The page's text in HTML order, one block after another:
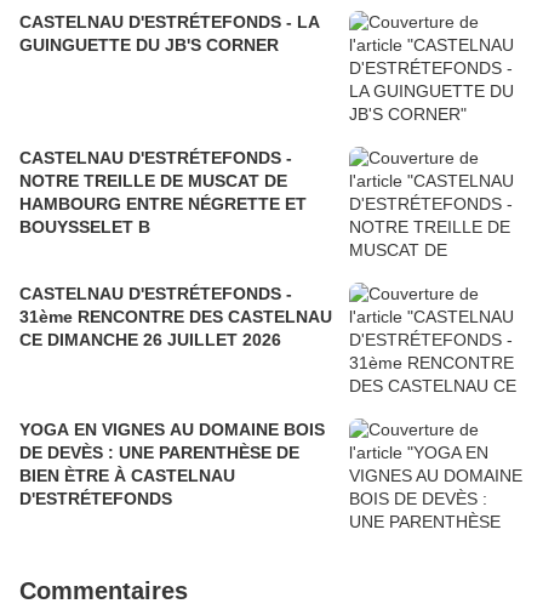
CASTELNAU D'ESTRÉTEFONDS - LA
GUINGUETTE DU JB'S CORNER
CASTELNAU D'ESTRÉTEFONDS -
NOTRE TREILLE DE MUSCAT DE
HAMBOURG ENTRE NÉGRETTE ET
BOUYSSELET B
CASTELNAU D'ESTRÉTEFONDS -
31ème RENCONTRE DES CASTELNAU
CE DIMANCHE 26 JUILLET 2026
YOGA EN VIGNES AU DOMAINE BOIS
DE DEVÈS : UNE PARENTHÈSE DE
BIEN ÈTRE À CASTELNAU
D'ESTRÉTEFONDS
Commentaires